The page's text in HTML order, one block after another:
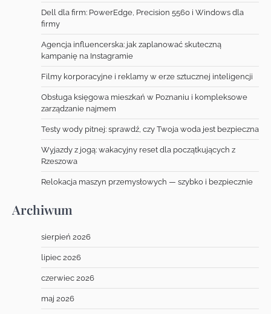
Dell dla firm: PowerEdge, Precision 5560 i Windows dla
firmy
Agencja influencerska: jak zaplanować skuteczną
kampanię na Instagramie
Filmy korporacyjne i reklamy w erze sztucznej inteligencji
Obsługa księgowa mieszkań w Poznaniu i kompleksowe
zarządzanie najmem
Testy wody pitnej: sprawdź, czy Twoja woda jest bezpieczna
Wyjazdy z jogą: wakacyjny reset dla początkujących z
Rzeszowa
Relokacja maszyn przemysłowych — szybko i bezpiecznie
Archiwum
sierpień 2026
lipiec 2026
czerwiec 2026
maj 2026